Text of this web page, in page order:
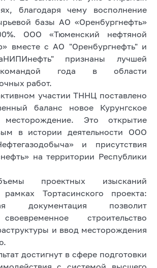
благодаря чему восполнение
базы АО «Оренбургнефть»
ООО «Тюменский нефтяной
вместе с АО "Оренбургнефть" и
признаны лучшей
командой года в области
работ.
участии ТННЦ поставлено
баланс новое Курунгское
месторождение. Это открытие
в истории деятельности ООО
и присутствия
на территории Республики
проектных изысканий
Тортасинского проекта:
документация позволит
строительство
и ввод месторождения
достигнут в сфере подготовки